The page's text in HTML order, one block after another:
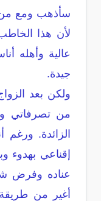
سأذهب ومع
لأن هذا
عالية وأهله
جيدة.
ولكن بعد
من تصرفاتي
الزائدة.
إقناعي بهدوء
عناده وفرض
أغير من